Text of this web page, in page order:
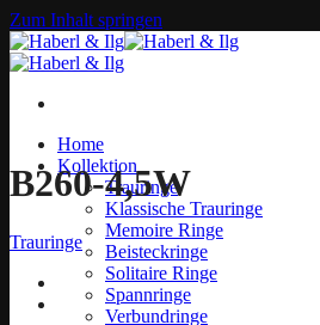
Zum Inhalt springen
Home
Kollektion
Trauringe
Klassische Trauringe
Memoire Ringe
Beisteckringe
Solitaire Ringe
Spannringe
Verbundringe
B260-4,5W
Trauringe